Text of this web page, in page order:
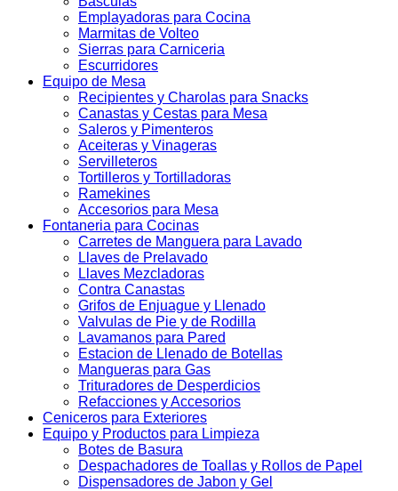
Emplayadoras para Cocina
Marmitas de Volteo
Sierras para Carniceria
Escurridores
Equipo de Mesa
Recipientes y Charolas para Snacks
Canastas y Cestas para Mesa
Saleros y Pimenteros
Aceiteras y Vinageras
Servilleteros
Tortilleros y Tortilladoras
Ramekines
Accesorios para Mesa
Fontaneria para Cocinas
Carretes de Manguera para Lavado
Llaves de Prelavado
Llaves Mezcladoras
Contra Canastas
Grifos de Enjuague y Llenado
Valvulas de Pie y de Rodilla
Lavamanos para Pared
Estacion de Llenado de Botellas
Mangueras para Gas
Trituradores de Desperdicios
Refacciones y Accesorios
Ceniceros para Exteriores
Equipo y Productos para Limpieza
Botes de Basura
Despachadores de Toallas y Rollos de Papel
Dispensadores de Jabon y Gel